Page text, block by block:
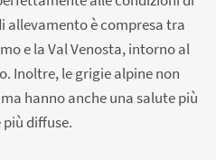
allevamento è compresa tra
e la Val Venosta, intorno al
Inoltre, le grigie alpine non
hanno anche una salute più
diffuse.